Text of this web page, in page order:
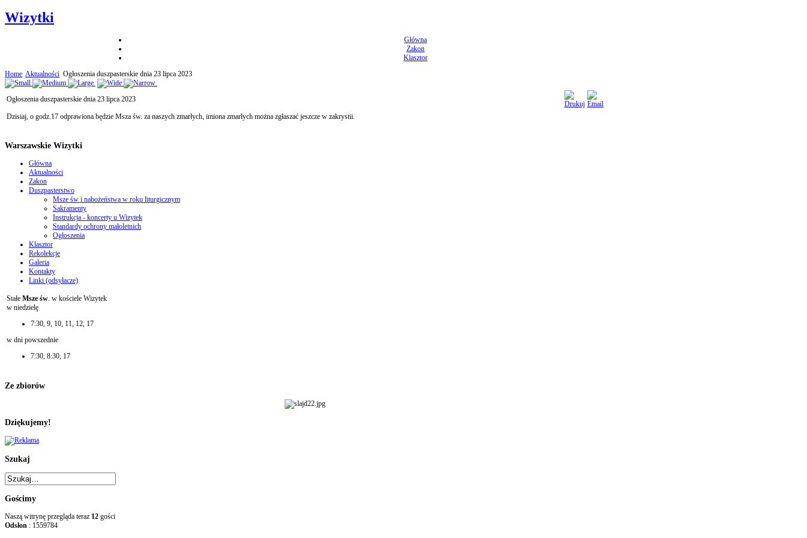
Wizytki
Główna
Zakon
Klasztor
Home Aktualności Ogłoszenia duszpasterskie dnia 23 lipca 2023
Ogłoszenia duszpasterskie dnia 23 lipca 2023
Dzisiaj, o godz.17 odprawiona będzie Msza św. za naszych zmarłych, imiona zmarłych można zgłaszać jeszcze w zakrystii.
Warszawskie Wizytki
Główna
Aktualności
Zakon
Duszpasterstwo
Msze św i nabożeństwa w roku liturgicznym
Sakramenty
Instrukcja - koncerty u Wizytek
Standardy ochrony małoletnich
Ogłoszenia
Klasztor
Rekolekcje
Galeria
Kontakty
Linki (odsyłacze)
Stałe Msze św. w kościele Wizytek
w niedzielę
7:30, 9, 10, 11, 12, 17
w dni powszednie
7:30, 8:30, 17
Ze zbiorów
Dziękujemy!
Szukaj
Gościmy
Naszą witrynę przegląda teraz 12 gości
Odsłon : 1559784